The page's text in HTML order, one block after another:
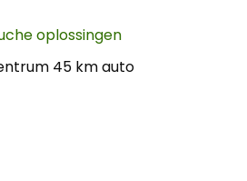
oplossingen
45 km auto